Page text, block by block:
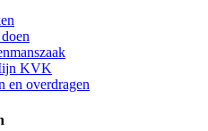
KVK
en overdragen